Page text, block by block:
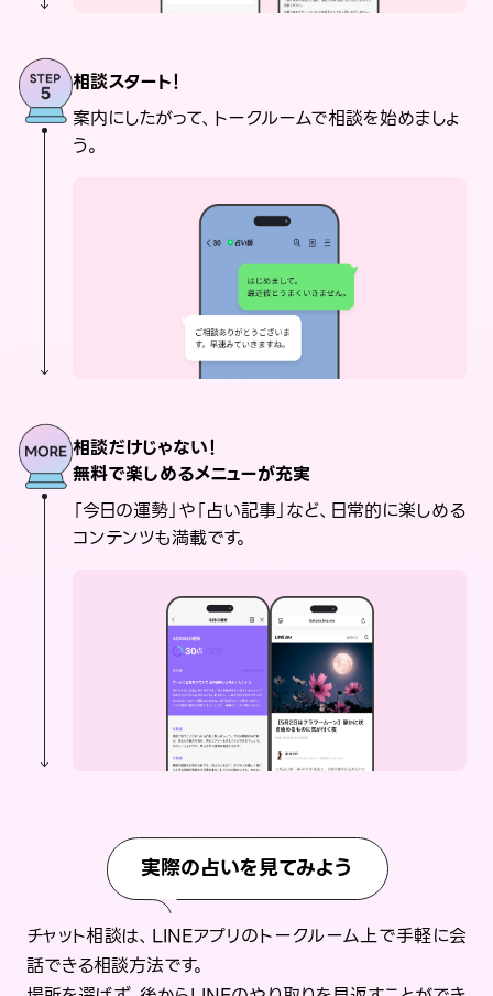
相談スタート！
案内にしたがって、トークルームで相談を始めましょ
う。
相談だけじゃない！
無料で楽しめるメニューが充実
「今日の運勢」や「占い記事」など、日常的に楽しめる
コンテンツも満載です。
実際の占いを見てみよう
チャット相談は、LINEアプリのトークルーム上で手軽に会
話できる相談方法です。